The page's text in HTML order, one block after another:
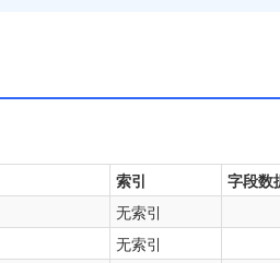
索引
字段数
无索引
无索引